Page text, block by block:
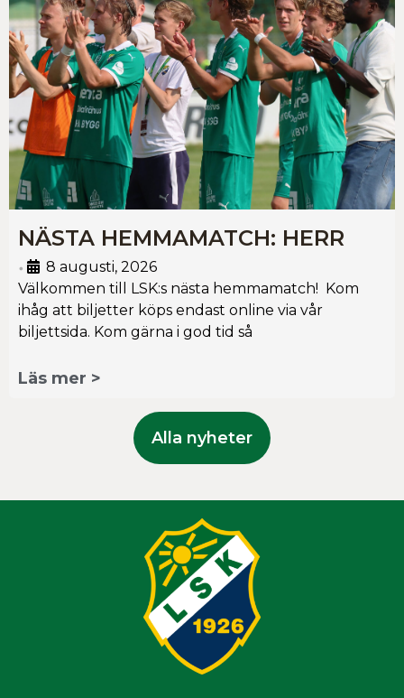
NÄSTA HEMMAMATCH: HERR
•
8 augusti, 2026
Välkommen till LSK:s nästa hemmamatch! Kom
ihåg att biljetter köps endast online via vår
biljettsida. Kom gärna i god tid så
Läs mer >
Alla nyheter